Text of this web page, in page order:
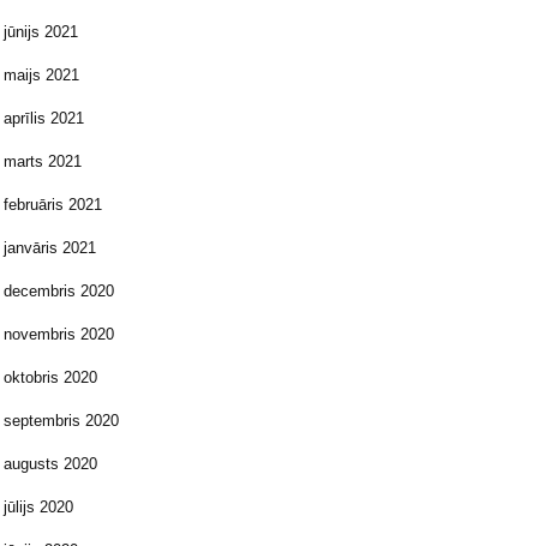
jūnijs 2021
maijs 2021
aprīlis 2021
marts 2021
februāris 2021
janvāris 2021
decembris 2020
novembris 2020
oktobris 2020
septembris 2020
augusts 2020
jūlijs 2020